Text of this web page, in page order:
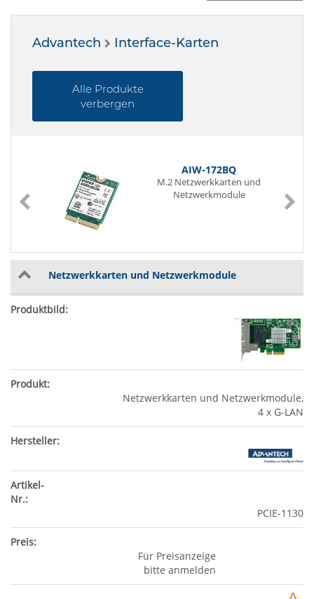
Advantech Interface-Karten
Alle Produkte
verbergen
AIW-172BQ
M.2 Netzwerkkarten und
Netzwerkmodule
Netzwerkkarten und Netzwerkmodule
Netzwerkkarten und Netzwerkmodule,
4 x G-LAN
PCIE-1130
Für Preisanzeige
bitte anmelden